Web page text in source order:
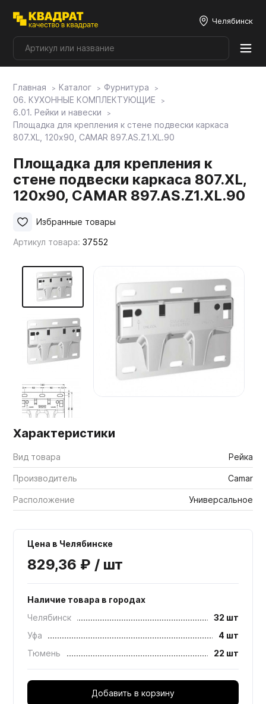
Челябинск
Плитные материалы
Фурнитура
Столешницы
Мой ЭГГЕР
Фасады
Мебельные образцы, каталоги
Главная Каталог
Фурнитура
06. КУХОННЫЕ КОМПЛЕКТУЮЩИЕ
6.01. Рейки и навески
Площадка для крепления к стене подвески каркаса
807.XL, 120х90, CAMAR 897.AS.Z1.XL.90
Площадка для крепления к
стене подвески каркаса 807.XL,
120х90, CAMAR 897.AS.Z1.XL.90
Артикул товара:37552
Избранные товары
Характеристики
Вид товара Рейка
Производитель Camar
Расположение Универсальное
Цена в Челябинске
829,36 ₽ / шт
Наличие товара в городах
Челябинск
32 шт
Уфа
4 шт
Тюмень
22 шт
Добавить в корзину